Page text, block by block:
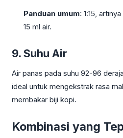
Panduan umum: 1:15,
15 ml air.
9. Suhu Air
Air panas pada suhu 92-96
ideal untuk mengekstrak rasa
membakar biji kopi.
Kombinasi yang